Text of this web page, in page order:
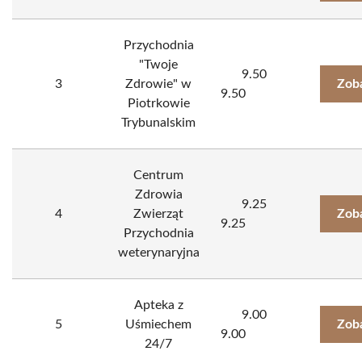
3
Przychodnia
"Twoje
Zdrowie" w
Piotrkowie
Trybunalskim
9.50
9.50
4
Centrum
Zdrowia
Zwierząt
Przychodnia
weterynaryjna
9.25
9.25
5
Apteka z
Uśmiechem
24/7
9.00
9.00